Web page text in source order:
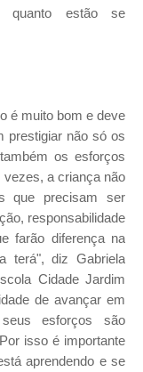
quanto estão se
é muito bom e deve
prestigiar não só os
os esforços
vezes, a criança não
que precisam ser
responsabilidade
farão diferença na
terá", diz Gabriela
Cidade Jardim
de avançar em
esforços são
isso é importante
aprendendo e se